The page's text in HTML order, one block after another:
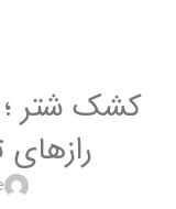
کشک شتر ؛